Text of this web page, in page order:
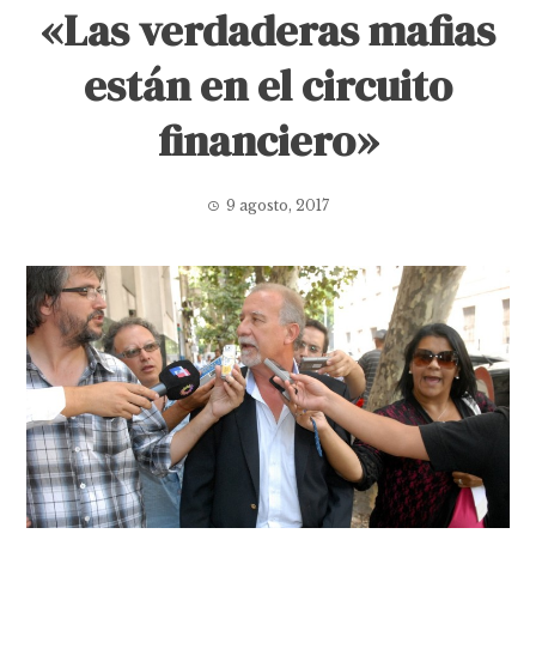
«Las verdaderas mafias
están en el circuito
financiero»
9 agosto, 2017